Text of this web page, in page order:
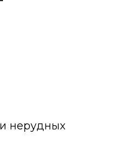
нерудных